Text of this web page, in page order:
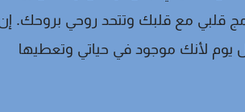
قلبي مع قلبك وتتحد روحي بروحك.
يوم لأنك موجود في حياتي وتعطيها